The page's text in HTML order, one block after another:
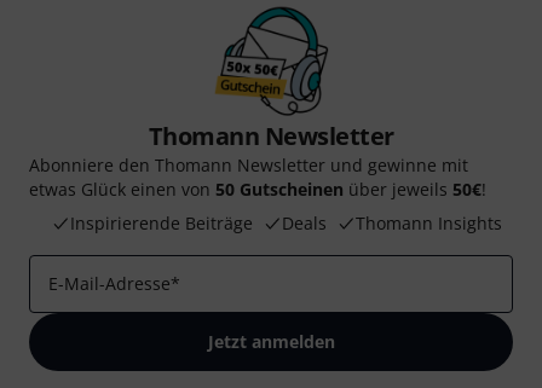
Thomann Newsletter
Abonniere den Thomann Newsletter und gewinne mit
etwas Glück einen von 50 Gutscheinen über jeweils 50€!
Inspirierende Beiträge
Deals Thomann Insights
E-Mail-Adresse*
Jetzt anmelden